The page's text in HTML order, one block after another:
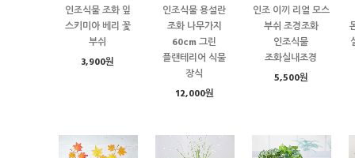
인조식물 조화 잎
스키미아 베리 꽃
부쉬
3,900원
인조식물 용설란
조화 나무가지
60cm 그린
플랜테리어 식물
장식
12,000원
인조 이끼 리얼 모스
부쉬 조경조화
인조식물
조화실내조경
5,500원